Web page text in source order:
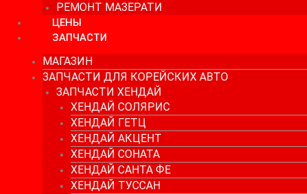
РЕМОНТ МАЗЕРАТИ
ЦЕНЫ
ЗАПЧАСТИ
МАГАЗИН
ЗАПЧАСТИ ДЛЯ КОРЕЙСКИХ АВТО
ЗАПЧАСТИ ХЕНДАЙ
ХЕНДАЙ СОЛЯРИС
ХЕНДАЙ ГЕТЦ
ХЕНДАЙ АКЦЕНТ
ХЕНДАЙ СОНАТА
ХЕНДАЙ САНТА ФЕ
ХЕНДАЙ ТУССАН